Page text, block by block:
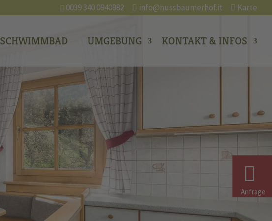
Anfrage
0039 340 0940982 info@nussbaumerhof.it Karte
SCHWIMMBAD UMGEBUNG KONTAKT & INFOS